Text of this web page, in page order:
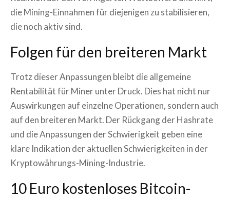
die Mining-Einnahmen für diejenigen zu stabilisieren,
die noch aktiv sind.
Folgen für den breiteren Markt
Trotz dieser Anpassungen bleibt die allgemeine
Rentabilität für Miner unter Druck. Dies hat nicht nur
Auswirkungen auf einzelne Operationen, sondern auch
auf den breiteren Markt. Der Rückgang der Hashrate
und die Anpassungen der Schwierigkeit geben eine
klare Indikation der aktuellen Schwierigkeiten in der
Kryptowährungs-Mining-Industrie.
10 Euro kostenloses Bitcoin-